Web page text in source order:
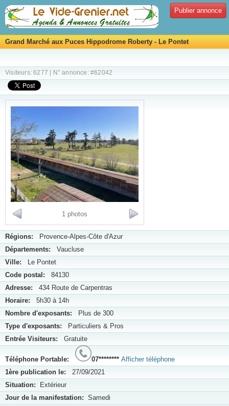
Publier annonce
Grand Marché aux Puces Hippodrome Roberty - Le Pontet
Visiteurs: 6277 | N° annonce: #62042
1 photos
Régions: Provence-Alpes-Côte d'Azur
Départements: Vaucluse
Ville: Le Pontet
Code postal: 84130
Adresse: 434 Route de Carpentras
Horaire: 5h30 à 14h
Nombre d'exposants: Plus de 300
Type d'exposants: Particuliers & Pros
Entrée Visiteurs: Gratuite
Téléphone Portable: 07******** Afficher téléphone
1ère publication le: 27/09/2021
Situation: Extérieur
Jour de la manifestation: Samedi